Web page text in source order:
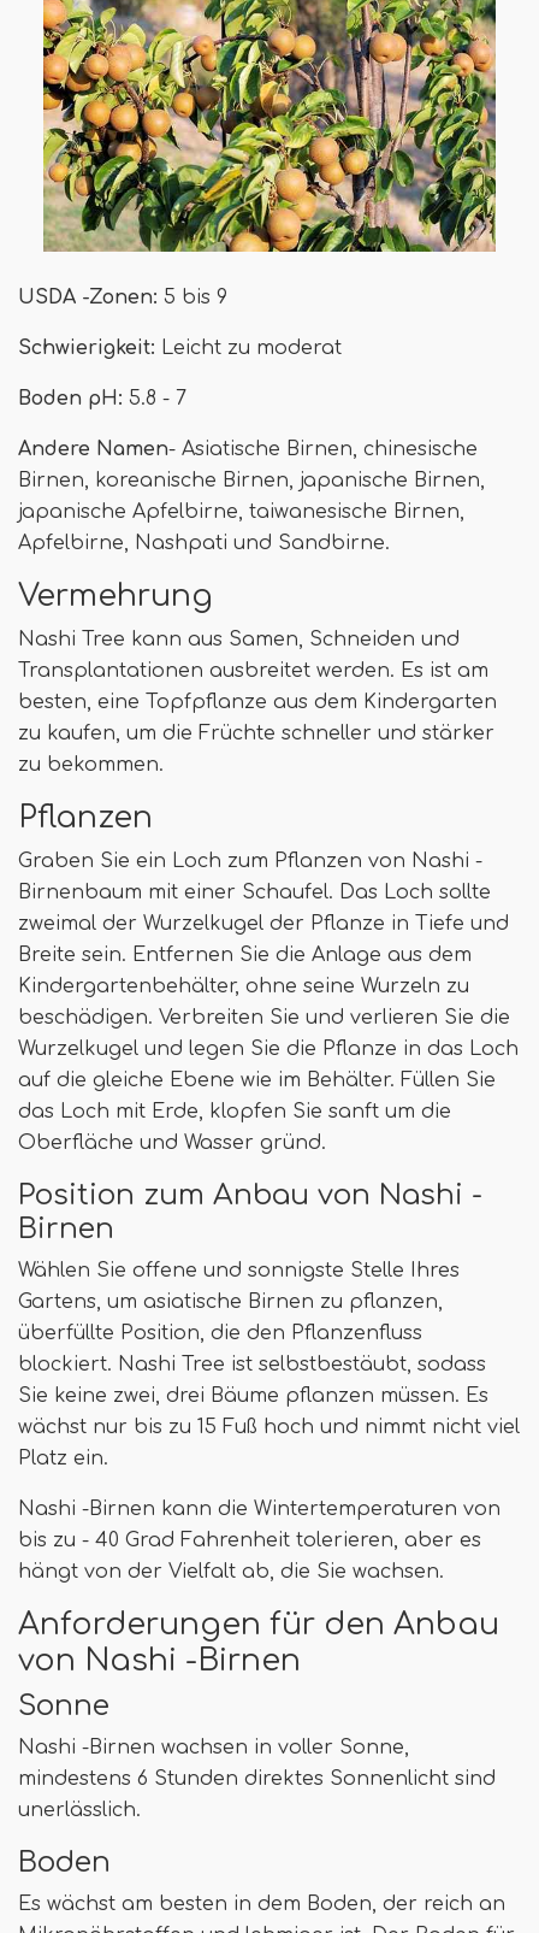
USDA -Zonen: 5 bis 9
Schwierigkeit: Leicht zu moderat
Boden pH: 5.8 - 7
Andere Namen- Asiatische Birnen, chinesische
Birnen, koreanische Birnen, japanische Birnen,
japanische Apfelbirne, taiwanesische Birnen,
Apfelbirne, Nashpati und Sandbirne.
Vermehrung
Nashi Tree kann aus Samen, Schneiden und
Transplantationen ausbreitet werden. Es ist am
besten, eine Topfpflanze aus dem Kindergarten
zu kaufen, um die Früchte schneller und stärker
zu bekommen.
Pflanzen
Graben Sie ein Loch zum Pflanzen von Nashi -
Birnenbaum mit einer Schaufel. Das Loch sollte
zweimal der Wurzelkugel der Pflanze in Tiefe und
Breite sein. Entfernen Sie die Anlage aus dem
Kindergartenbehälter, ohne seine Wurzeln zu
beschädigen. Verbreiten Sie und verlieren Sie die
Wurzelkugel und legen Sie die Pflanze in das Loch
auf die gleiche Ebene wie im Behälter. Füllen Sie
das Loch mit Erde, klopfen Sie sanft um die
Oberfläche und Wasser gründ.
Position zum Anbau von Nashi -
Birnen
Wählen Sie offene und sonnigste Stelle Ihres
Gartens, um asiatische Birnen zu pflanzen,
überfüllte Position, die den Pflanzenfluss
blockiert. Nashi Tree ist selbstbestäubt, sodass
Sie keine zwei, drei Bäume pflanzen müssen. Es
wächst nur bis zu 15 Fuß hoch und nimmt nicht viel
Platz ein.
Nashi -Birnen kann die Wintertemperaturen von
bis zu - 40 Grad Fahrenheit tolerieren, aber es
hängt von der Vielfalt ab, die Sie wachsen.
Anforderungen für den Anbau
von Nashi -Birnen
Sonne
Nashi -Birnen wachsen in voller Sonne,
mindestens 6 Stunden direktes Sonnenlicht sind
unerlässlich.
Boden
Es wächst am besten in dem Boden, der reich an